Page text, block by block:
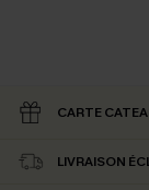
CARTE
LIVRAISON